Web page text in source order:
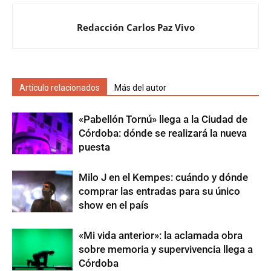
Redacción Carlos Paz Vivo
Artículo relacionados Más del autor
«Pabellón Tornú» llega a la Ciudad de
Córdoba: dónde se realizará la nueva
puesta
Milo J en el Kempes: cuándo y dónde
comprar las entradas para su único
show en el país
«Mi vida anterior»: la aclamada obra
sobre memoria y supervivencia llega a
Córdoba